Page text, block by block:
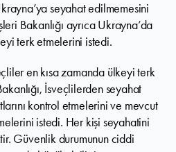
seyahat edilmemesini
Bakanlığı ayrıca Ukrayna’da
terk etmelerini istedi.
en kısa zamanda ülkeyi terk
İsveçlilerden seyahat
kontrol etmelerini ve mevcut
istedi. Her kişi seyahatini
Güvenlik durumunun ciddi